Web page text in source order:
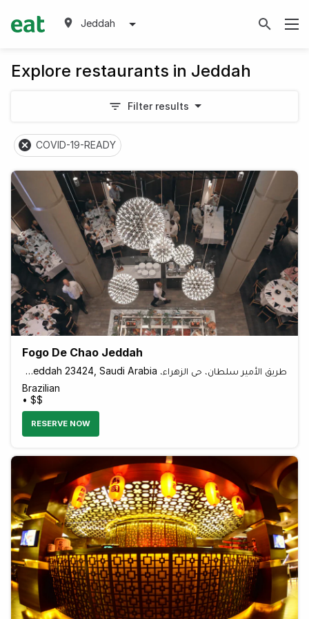
Jeddah
Explore restaurants in Jeddah
Filter results
COVID-19-READY
Fogo De Chao Jeddah
طريق الأمير سلطان، حي الزهراء، Al Zahra, Jeddah 23424, Saudi Arabia
Brazilian
• $$
RESERVE NOW